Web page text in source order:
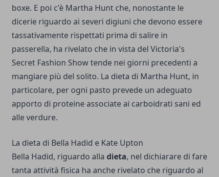
boxe. E poi c'è Martha Hunt che, nonostante le
dicerie riguardo ai severi digiuni che devono essere
tassativamente rispettati prima di salire in
passerella, ha rivelato che in vista del Victoria's
Secret Fashion Show tende nei giorni precedenti a
mangiare più del solito. La dieta di Martha Hunt, in
particolare, per ogni pasto prevede un adeguato
apporto di proteine associate ai carboidrati sani ed
alle verdure.
La dieta di Bella Hadid e Kate Upton
Bella Hadid, riguardo alla dieta, nel dichiarare di fare
tanta attività fisica ha anche rivelato che riguardo al